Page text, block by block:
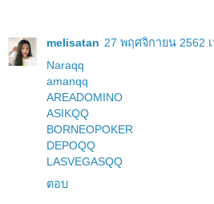
melisatan 27 พฤศจิกายน 2562
Naraqq
amanqq
AREADOMINO
ASIKQQ
BORNEOPOKER
DEPOQQ
LASVEGASQQ
ตอบ